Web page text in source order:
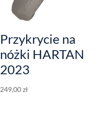
Przykrycie na
nóżki HARTAN
2023
249,00zł